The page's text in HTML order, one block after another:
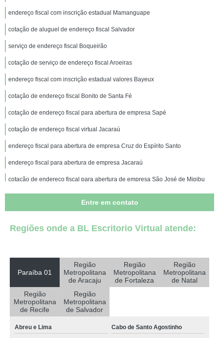
endereço fiscal com inscrição estadual Mamanguape
cotação de aluguel de endereço fiscal Salvador
serviço de endereço fiscal Boqueirão
cotação de serviço de endereço fiscal Aroeiras
endereço fiscal com inscrição estadual valores Bayeux
cotação de endereço fiscal Bonito de Santa Fé
cotação de endereço fiscal para abertura de empresa Sapé
cotação de endereço fiscal virtual Jacaraú
endereço fiscal para abertura de empresa Cruz do Espírito Santo
endereço fiscal para abertura de empresa Jacaraú
cotação de endereço fiscal para abertura de empresa São José de Mipibu
cotação de locação de endereço fiscal Patos
endereço fiscal virtual valores Rio Tinto
coworking endereço fiscal Mari
endereço fiscal para advogado Pirpirituba
cotação de endereço fiscal coworking Abreu e Lima
endereço fiscal virtual valores Salvador
cotação de endereço fiscal e coworking Juripiranga
Entre em contato
Regiões onde a BL Escritorio Virtual atende:
Paraíba 01
Região
Metropolitana
de Aracaju
Região
Metropolitana
de Fortaleza
Região
Metropolitana
de Natal
Região
Metropolitana
de Recife
Região
Metropolitana
de Salvador
Abreu e Lima Cabo de Santo Agostinho